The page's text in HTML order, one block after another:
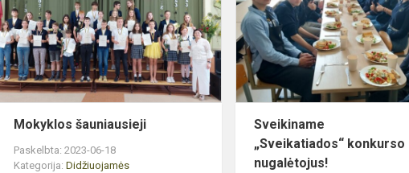
Mokyklos šauniausieji
Paskelbta: 2023-06-18
Kategorija:Didžiuojamės
Sveikiname
„Sveikatiados“ konkurso
nugalėtojus!